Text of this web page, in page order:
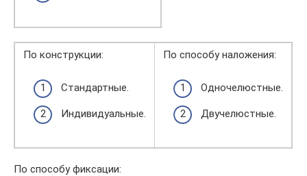
По конструкции:
Стандартные.
Индивидуальные.
По способу наложения:
Одночелюстные.
Двучелюстные.
По способу фиксации: